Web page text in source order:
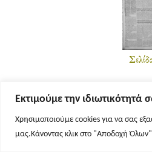
Εκτιμούμε την ιδιωτικότητά
Χρησιμοποιούμε cookies για να σας
μας.Κάνοντας κλικ στο "Αποδοχή